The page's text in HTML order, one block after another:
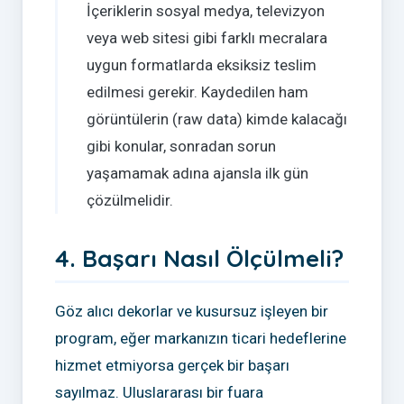
İçeriklerin sosyal medya, televizyon
veya web sitesi gibi farklı mecralara
uygun formatlarda eksiksiz teslim
edilmesi gerekir. Kaydedilen ham
görüntülerin (raw data) kimde kalacağı
gibi konular, sonradan sorun
yaşamamak adına ajansla ilk gün
çözülmelidir.
4. Başarı Nasıl Ölçülmeli?
Göz alıcı dekorlar ve kusursuz işleyen bir
program, eğer markanızın ticari hedeflerine
hizmet etmiyorsa gerçek bir başarı
sayılmaz. Uluslararası bir fuara